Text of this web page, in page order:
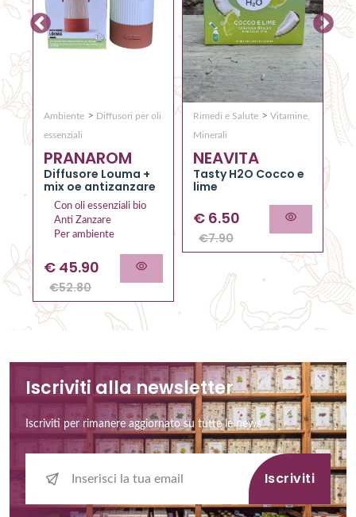
Ambiente > Diffusori per oli
essenziali
PRANAROM
Diffusore Louma +
mix oe antizanzare
Con oli essenziali bio
Anti Zanzare
Per ambiente
€ 45.90
€52.80
Rimedi e Salute > Vitamine,
Minerali
NEAVITA
Tasty H2O Cocco e
lime
€ 6.50
€7.90
Iscriviti alla newsletter
Iscriviti per rimanere aggiornato su tutte le news
Iscriviti